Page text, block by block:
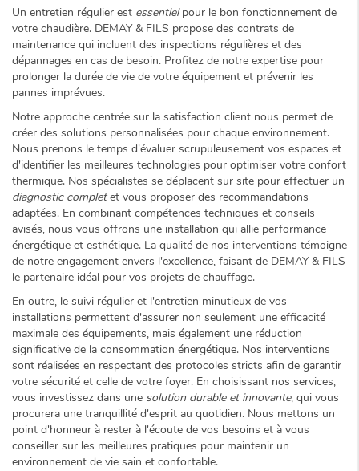
Un entretien régulier est essentielpour le bon fonctionnement de
votre chaudière. DEMAY & FILS propose des contrats de
maintenance qui incluent des inspections régulières et des
dépannages en cas de besoin. Profitez de notre expertise pour
prolonger la durée de vie de votre équipement et prévenir les
pannes imprévues.
Notre approche centrée sur la satisfaction client nous permet de
créer des solutions personnalisées pour chaque environnement.
Nous prenons le temps d'évaluer scrupuleusement vos espaces et
d'identifier les meilleures technologies pour optimiser votre confort
thermique. Nos spécialistes se déplacent sur site pour effectuer un
diagnostic completet vous proposer des recommandations
adaptées. En combinant compétences techniques et conseils
avisés, nous vous offrons une installation qui allie performance
énergétique et esthétique. La qualité de nos interventions témoigne
de notre engagement envers l'excellence, faisant de DEMAY & FILS
le partenaire idéal pour vos projets de chauffage.
En outre, le suivi régulier et l'entretien minutieux de vos
installations permettent d'assurer non seulement une efficacité
maximale des équipements, mais également une réduction
significative de la consommation énergétique. Nos interventions
sont réalisées en respectant des protocoles stricts afin de garantir
votre sécurité et celle de votre foyer. En choisissant nos services,
vous investissez dans une solution durable et innovante, qui vous
procurera une tranquillité d'esprit au quotidien. Nous mettons un
point d'honneur à rester à l'écoute de vos besoins et à vous
conseiller sur les meilleures pratiques pour maintenir un
environnement de vie sain et confortable.